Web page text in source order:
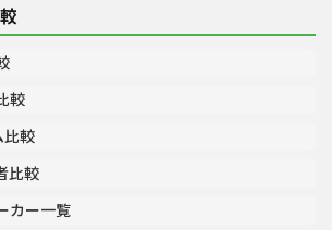
較
比較
比較
カー一覧